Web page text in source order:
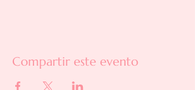
Compartir este evento